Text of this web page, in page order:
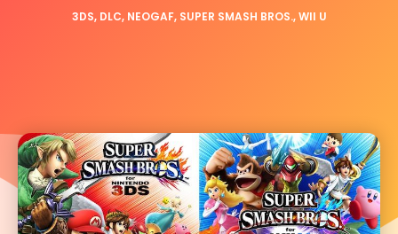
3DS, DLC, NEOGAF, SUPER SMASH BROS.,WII U